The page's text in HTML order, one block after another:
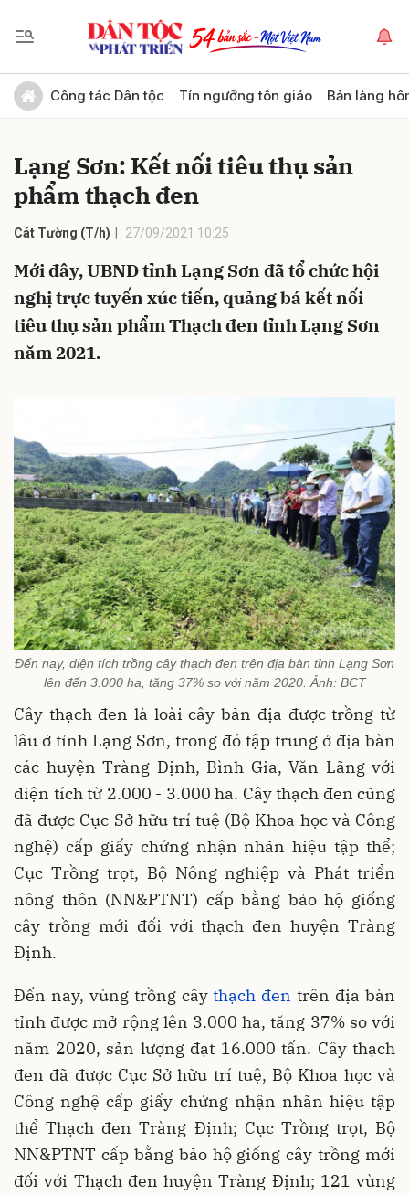
Công tác Dân tộc Tín ngưỡng tôn giáo Bản làng
Lạng Sơn: Kết nối tiêu thụ sản
phẩm thạch đen
Cát Tường (T/h) 27/09/2021 10:25
Mới đây, UBND tỉnh Lạng Sơn đã tổ chức hội
nghị trực tuyến xúc tiến, quảng bá kết nối
tiêu thụ sản phẩm Thạch đen tỉnh Lạng Sơn
năm 2021.
Đến nay, diện tích trồng cây thạch đen trên địa bàn tỉnh Lạng Sơn
lên đến 3.000 ha, tăng 37% so với năm 2020. Ảnh: BCT
Cây thạch đen là loài cây bản địa được trồng từ
lâu ở tỉnh Lạng Sơn, trong đó tập trung ở địa bàn
các huyện Tràng Định, Bình Gia, Văn Lãng với
diện tích từ 2.000 - 3.000 ha. Cây thạch đen cũng
đã được Cục Sở hữu trí tuệ (Bộ Khoa học và Công
nghệ) cấp giấy chứng nhận nhãn hiệu tập thể;
Cục Trồng trọt, Bộ Nông nghiệp và Phát triển
nông thôn (NN&PTNT) cấp bằng bảo hộ giống
cây trồng mới đối với thạch đen huyện Tràng
Định.
Đến nay, vùng trồng câythạch đen trên địa bàn
tỉnh được mở rộng lên 3.000 ha, tăng 37% so với
năm 2020, sản lượng đạt 16.000 tấn. Cây thạch
đen đã được Cục Sở hữu trí tuệ, Bộ Khoa học và
Công nghệ cấp giấy chứng nhận nhãn hiệu tập
thể Thạch đen Tràng Định; Cục Trồng trọt, Bộ
NN&PTNT cấp bằng bảo hộ giống cây trồng mới
đối với Thạch đen huyện Tràng Định; 121 vùng
Gửi bình luận
Hủy Gửi